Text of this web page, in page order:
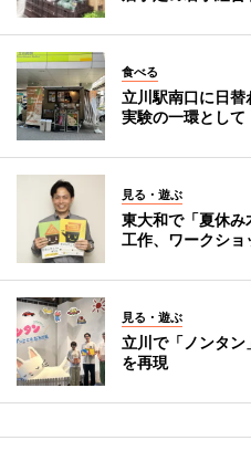
食べる
立川駅南口に日
実験の一環として
見る・遊ぶ
東大和で「夏休
工作、ワークショ
見る・遊ぶ
立川で「ノンタ
を再現